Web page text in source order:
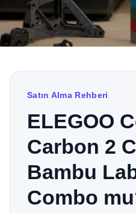
Satın Alma Rehberi
ELEGOO
Carbon 2
Bambu
Combo